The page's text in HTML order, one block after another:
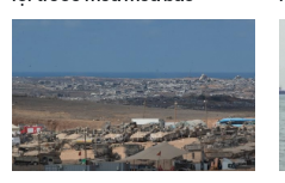
Đại biểu
Luật sửa